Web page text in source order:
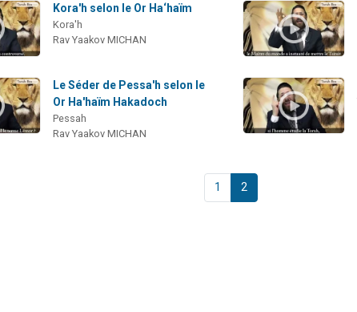
Kora'h selon le Or Ha‘haïm
Kora'h
Rav Yaakov MICHAN
Le Séder de Pessa'h selon le
Or Ha'haïm Hakadoch
Pessah
Rav Yaakov MICHAN
1 2